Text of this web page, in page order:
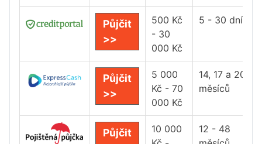
Půjčit
>>
500 Kč
- 30
000 Kč
5 - 30 dní
Půjčit
>>
5 000
Kč - 70
000 Kč
14, 17 a 20
měsíců
Půjčit
10 000
12 - 48